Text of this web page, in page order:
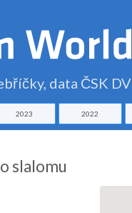
data ČSK DV
2023 2022
slalomu